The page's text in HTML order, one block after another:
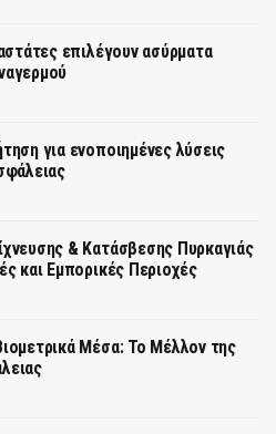
επιλέγουν ασύρματα
για ενοποιημένες λύσεις
& Κατάσβεσης Πυρκαγιάς
και Εμπορικές Περιοχές
Μέσα: Το Μέλλον της